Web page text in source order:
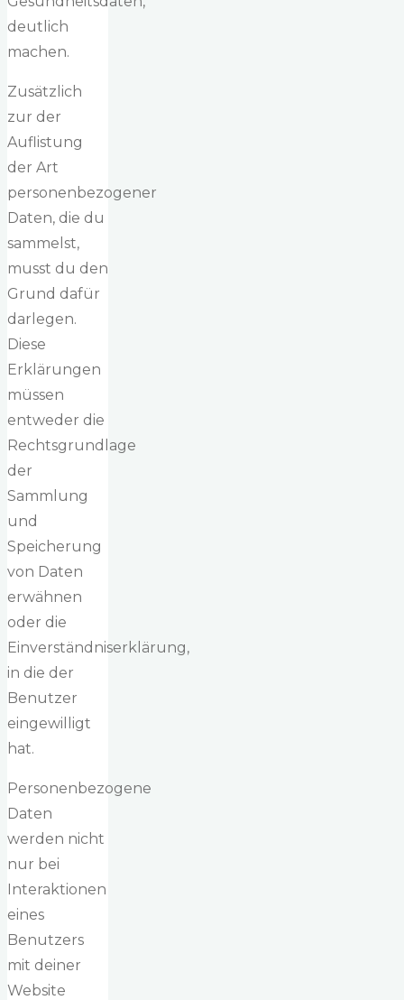
deutlich
machen.
Zusätzlich
zur der
Auflistung
der Art
personenbezogener
Daten, die du
sammelst,
musst du den
Grund dafür
darlegen.
Diese
Erklärungen
müssen
entweder die
Rechtsgrundlage
der
Sammlung
und
Speicherung
von Daten
erwähnen
oder die
Einverständniserklärung,
in die der
Benutzer
eingewilligt
hat.
Personenbezogene
Daten
werden nicht
nur bei
Interaktionen
eines
Benutzers
mit deiner
Website